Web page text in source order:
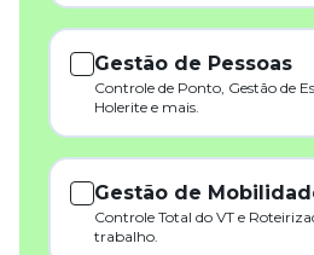
Gestão de Pessoas
Controle de Ponto, Gestão de
Holerite e mais.
Gestão de
Controle Total do VT e
trabalho.